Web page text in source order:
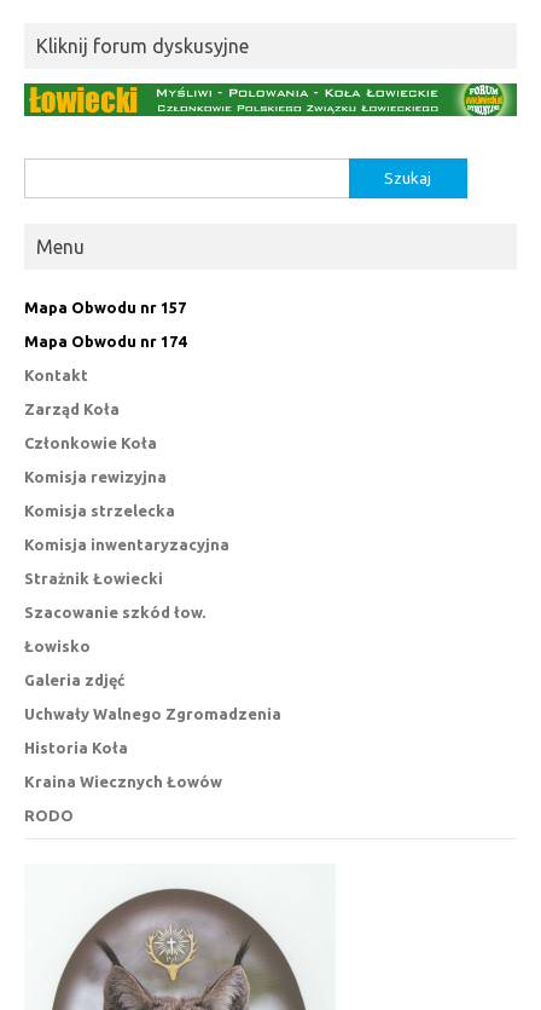
Kliknij forum dyskusyjne
Menu
Mapa Obwodu nr 157
Mapa Obwodu nr 174
Kontakt
Zarząd Koła
Członkowie Koła
Komisja rewizyjna
Komisja strzelecka
Komisja inwentaryzacyjna
Strażnik Łowiecki
Szacowanie szkód łow.
Łowisko
Galeria zdjęć
Uchwały Walnego Zgromadzenia
Historia Koła
Kraina Wiecznych Łowów
RODO